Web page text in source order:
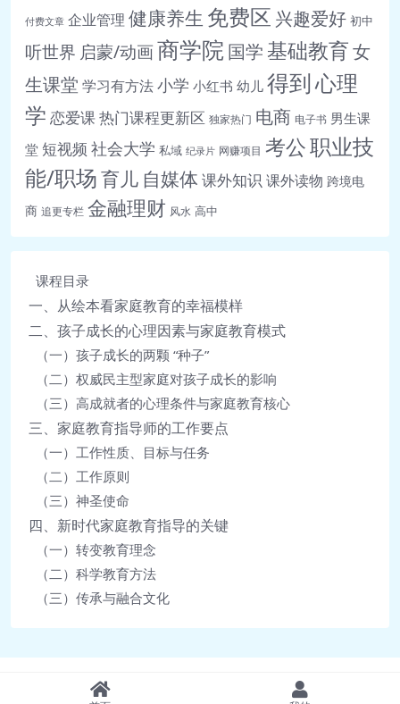
付费文章 企业管理 健康养生 免费区 兴趣爱好 初中
听世界 启蒙/动画商学院国学 基础教育女
生课堂 学习有方法小学 小红书 幼儿 得到心理
学 恋爱课热门课程更新区 独家热门 电商 电子书 男生课
堂 短视频 社会大学 私域 纪录片 网赚项目 考公职业技
能/职场育儿 自媒体 课外知识 课外读物 跨境电
商 追更专栏 金融理财 风水 高中
课程目录
一、从绘本看家庭教育的幸福模样
二、孩子成长的心理因素与家庭教育模式
（一）孩子成长的两颗 “种子”
（二）权威民主型家庭对孩子成长的影响
（三）高成就者的心理条件与家庭教育核心
三、家庭教育指导师的工作要点
（一）工作性质、目标与任务
（二）工作原则
（三）神圣使命
四、新时代家庭教育指导的关键
（一）转变教育理念
（二）科学教育方法
（三）传承与融合文化